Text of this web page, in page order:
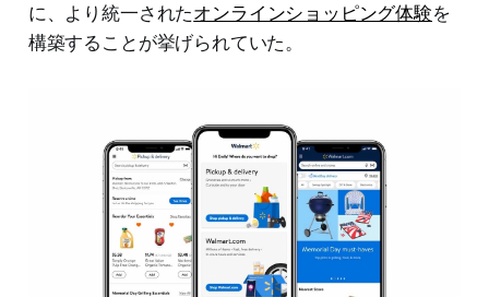
に、より統一されたオンラインショッピング体験を
構築することが挙げられていた。